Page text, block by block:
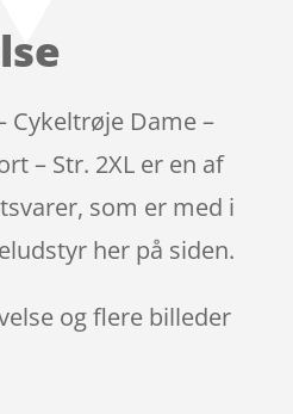
Cykeltrøje Dame –
– Str. 2XL er en af
som er med i
her på siden.
og flere billeder